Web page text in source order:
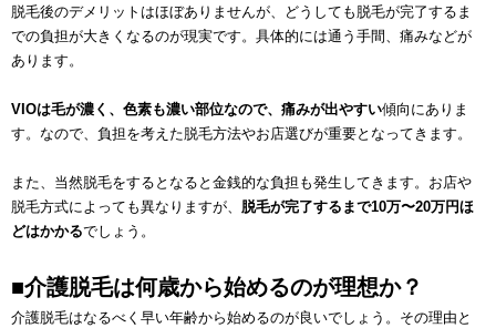
脱毛後のデメリットはほぼありませんが、どうしても脱毛が完了するま
での負担が大きくなるのが現実です。具体的には通う手間、痛みなどが
あります。
VIOは毛が濃く、色素も濃い部位なので、痛みが出やすい傾向にありま
す。なので、負担を考えた脱毛方法やお店選びが重要となってきます。
また、当然脱毛をするとなると金銭的な負担も発生してきます。お店や
脱毛方式によっても異なりますが、 脱毛が完了するまで10万〜20万円ほ
どはかかるでしょう。
■介護脱毛は何歳から始めるのが理想か？
介護脱毛はなるべく早い年齢から始めるのが良いでしょう。その理由と